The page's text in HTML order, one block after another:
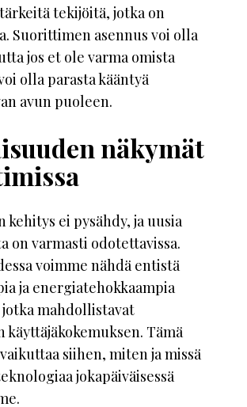
tekijöitä, jotka on
Suorittimen asennus voi olla
jos et ole varma omista
olla parasta kääntyä
avun puoleen.
näkymät
kehitys ei pysähdy, ja uusia
on varmasti odotettavissa.
voimme nähdä entistä
ja energiatehokkaampia
mahdollistavat
käyttäjäkokemuksen. Tämä
siihen, miten ja missä
jokapäiväisessä